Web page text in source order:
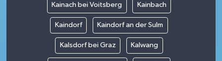
Kainach bei Voitsberg Kainbach
Kaindorf Kaindorf an der Sulm
Kalsdorf bei Graz Kalwang